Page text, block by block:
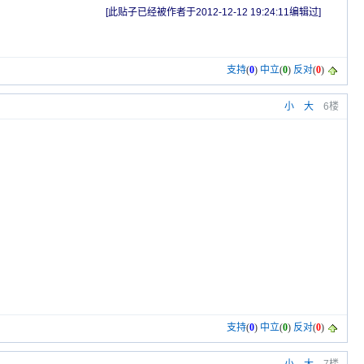
[此贴子已经被作者于2012-12-12 19:24:11编辑过]
支持(0) 中立(0) 反对(0)
小 大 6楼
支持(0) 中立(0) 反对(0)